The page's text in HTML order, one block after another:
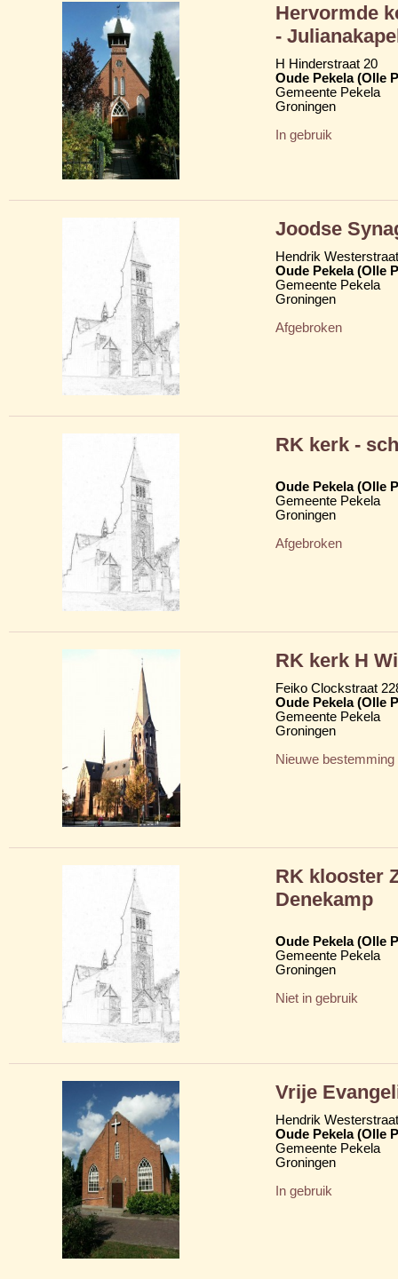
Hervormde
-
H Hinderstraat 20
Oude Pekela (Olle
Gemeente Pekela
Groningen
In gebruik
Joodse
Hendrik Westerstraat
Oude Pekela (Olle
Gemeente Pekela
Groningen
Afgebroken
RK kerk -
Oude Pekela (Olle
Gemeente Pekela
Groningen
Afgebroken
RK kerk H
Feiko Clockstraat
Oude Pekela (Olle
Gemeente Pekela
Groningen
Nieuwe bestemming
RK klooster
Denekamp
Oude Pekela (Olle
Gemeente Pekela
Groningen
Niet in gebruik
Vrije
Hendrik
Oude Pekela (Olle
Gemeente Pekela
Groningen
In gebruik